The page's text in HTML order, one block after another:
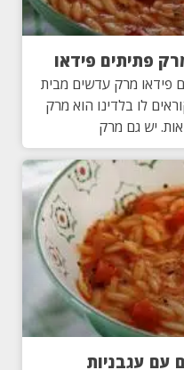
פתיתים פידאו
פידאו מרק עדשים מבית
לו בלדינו הוא מרק
יש גם מרק
עם עגבניות